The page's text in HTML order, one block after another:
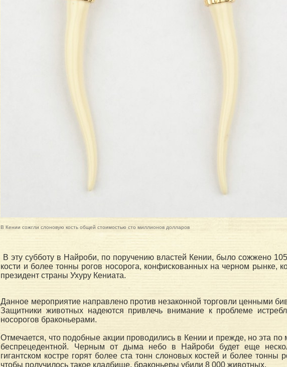
В Кении сожгли слоновую кость общей стоимостью сто миллионов долларов
В эту субботу в Найроби, по поручению властей Кении, было сожжено
кости и более тонны рогов носорога, конфискованных на черном рынке,
президент страны Ухуру Кениата.
Данное мероприятие направлено против незаконной торговли ценными
Защитники животных надеются привлечь внимание к проблеме
носорогов браконьерами.
Отмечается, что подобные акции проводились в Кении и прежде, но эта по
беспрецедентной. Черным от дыма небо в Найроби будет еще
гигантском костре горят более ста тонн слоновых костей и более тонны
чтобы получилось такое кладбище, браконьеры убили 8 000 животных.